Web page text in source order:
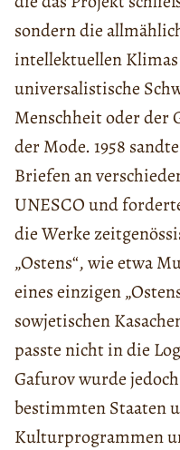
sondern die
intellektuellen Klimas
universalistische
Menschheit oder der
der Mode. 1958
Briefen an
UNESCO und
die Werke
„Ostens“, wie etwa
eines einzigen
sowjetischen
passte nicht in die
Gafurov wurde
bestimmten Staaten
Kulturprogrammen